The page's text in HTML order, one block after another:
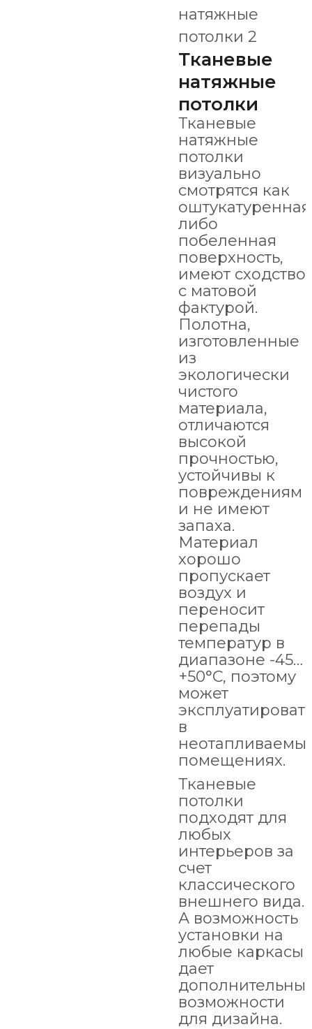
Тканевые
натяжные
потолки
Тканевые
натяжные
потолки
визуально
смотрятся как
оштукатуренная
либо
побеленная
поверхность,
имеют сходство
с матовой
фактурой.
Полотна,
изготовленные
из
экологически
чистого
материала,
отличаются
высокой
прочностью,
устойчивы к
повреждениям
и не имеют
запаха.
Материал
хорошо
пропускает
воздух и
переносит
перепады
температур в
диапазоне -45…
+50°С, поэтому
может
в
помещениях.
Тканевые
потолки
подходят для
любых
интерьеров за
счет
классического
внешнего вида.
А возможность
установки на
любые каркасы
дает
возможности
для дизайна.